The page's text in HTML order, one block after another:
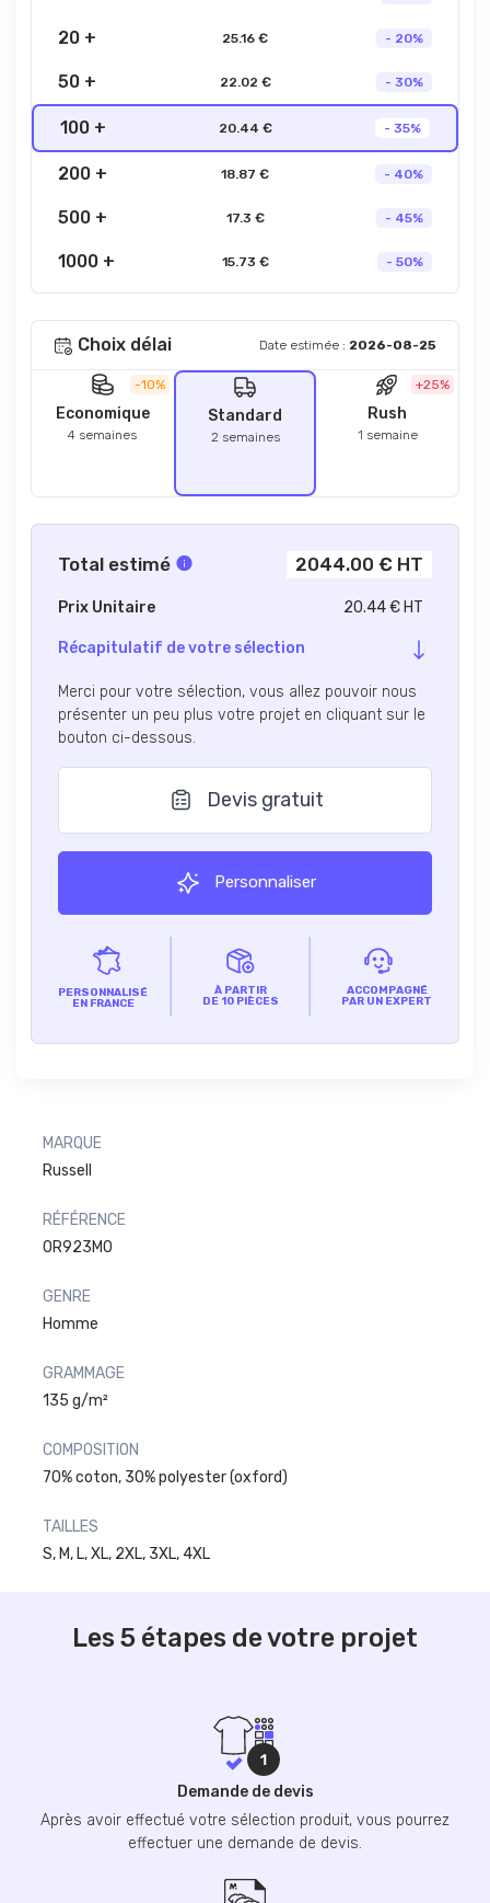
20 + 25.16 € - 20%
50 + 22.02 € - 30%
100 + 20.44 € - 35%
200 + 18.87 € - 40%
500 + 17.3 € - 45%
1000 + 15.73 € - 50%
Choix délai Date estimée : 2026-08-25
-10%
Economique
4 semaines
Standard
2 semaines
+25%
Rush
1 semaine
Total estimé 2044.00 € HT
Prix Unitaire 20.44 € HT
Récapitulatif de votre sélection
Merci pour votre sélection, vous allez pouvoir nous
présenter un peu plus votre projet en cliquant sur le
bouton ci-dessous.
Devis gratuit
Personnaliser
PERSONNALISÉ
EN FRANCE
À PARTIR
DE 10 PIÈCES
ACCOMPAGNÉ
PAR UN EXPERT
MARQUE
Russell
RÉFÉRENCE
0R923M0
GENRE
Homme
GRAMMAGE
135 g/m²
COMPOSITION
70% coton, 30% polyester (oxford)
TAILLES
S, M, L, XL, 2XL, 3XL, 4XL
Les 5 étapes de votre projet
Demande de devis
Après avoir effectué votre sélection produit, vous pourrez
effectuer une demande de devis.